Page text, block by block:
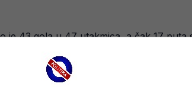
je 43 gola u 47 utakmica, a čak 17
uprava kluba, poučena slučajem